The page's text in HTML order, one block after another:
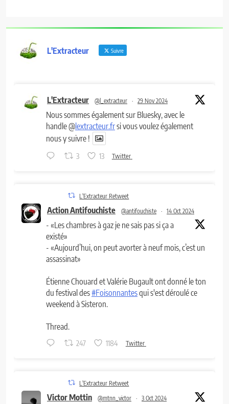
L'Extracteur Suivre
L'Extracteur @l_extracteur · 29 Nov 2024
Nous sommes également sur Bluesky, avec le
handle @lextracteur.frsi vous voulez également
nous y suivre !
3 13 Twitter
L'Extracteur Retweet
Action Antifouchiste @antifouchiste · 14 Oct 2024
- «Les chambres à gaz je ne sais pas si ça a
existé»
- «Aujourd’hui, on peut avorter à neuf mois, c’est un
assassinat»
Étienne Chouard et Valérie Bugault ont donné le ton
du festival des#Foisonnantesqui s'est déroulé ce
weekend à Sisteron.
Thread.
247 1184 Twitter
L'Extracteur Retweet
Victor Mottin @mtnn_victor · 3 Oct 2024